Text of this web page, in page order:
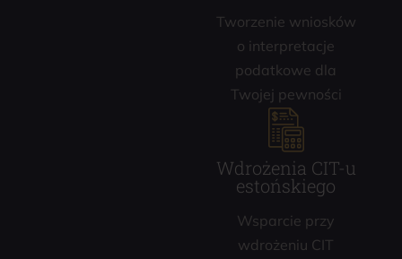
Tworzenie wniosków
o interpretacje
podatkowe dla
Twojej pewności
Wdrożenia CIT-u
estońskiego
Wsparcie przy
wdrożeniu CIT